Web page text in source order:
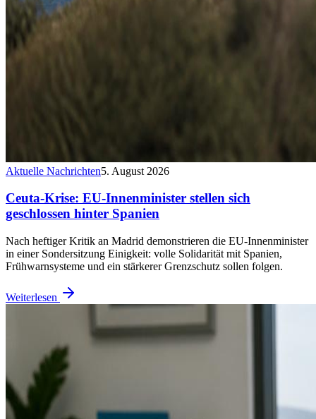
Aktuelle Nachrichten5. August 2026
Ceuta-Krise: EU-Innenminister stellen sich
geschlossen hinter Spanien
Nach heftiger Kritik an Madrid demonstrieren die EU-Innenminister
in einer Sondersitzung Einigkeit: volle Solidarität mit Spanien,
Frühwarnsysteme und ein stärkerer Grenzschutz sollen folgen.
Weiterlesen